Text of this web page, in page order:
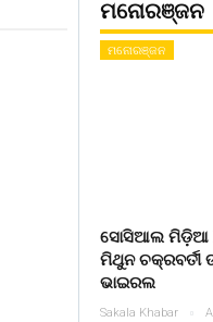
ମନୋରଞ୍ଜନ
ମନୋରଞ୍ଜନ
ସୋସିଆଲ ମିଡ଼ିଆ
ମିଥୁନ
ଭାଇରଲ
Sakala Khabar